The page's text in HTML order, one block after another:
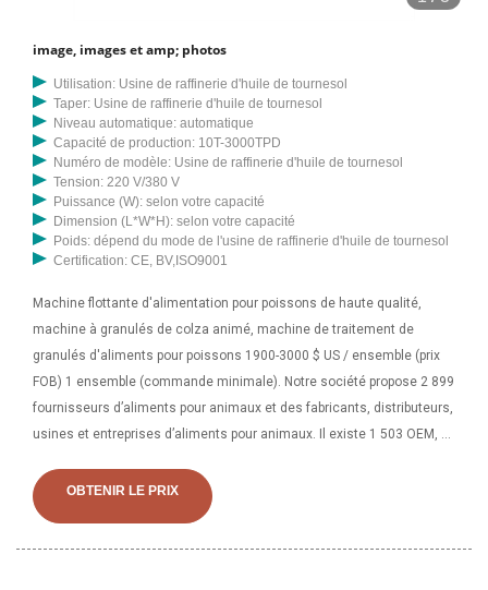
image, images et amp; photos
Utilisation: Usine de raffinerie d'huile de tournesol
Taper: Usine de raffinerie d'huile de tournesol
Niveau automatique: automatique
Capacité de production: 10T-3000TPD
Numéro de modèle: Usine de raffinerie d'huile de tournesol
Tension: 220 V/380 V
Puissance (W): selon votre capacité
Dimension (L*W*H): selon votre capacité
Poids: dépend du mode de l'usine de raffinerie d'huile de tournesol
Certification: CE, BV,ISO9001
Machine flottante d'alimentation pour poissons de haute qualité,
machine à granulés de colza animé, machine de traitement de
granulés d'aliments pour poissons 1900-3000 $ US / ensemble (prix
FOB) 1 ensemble (commande minimale). Notre société propose 2 899
fournisseurs d’aliments pour animaux et des fabricants, distributeurs,
usines et entreprises d’aliments pour animaux. Il existe 1 503 OEM, 1
pour animaux de haute qualité sur Alibaba.
OBTENIR LE PRIX